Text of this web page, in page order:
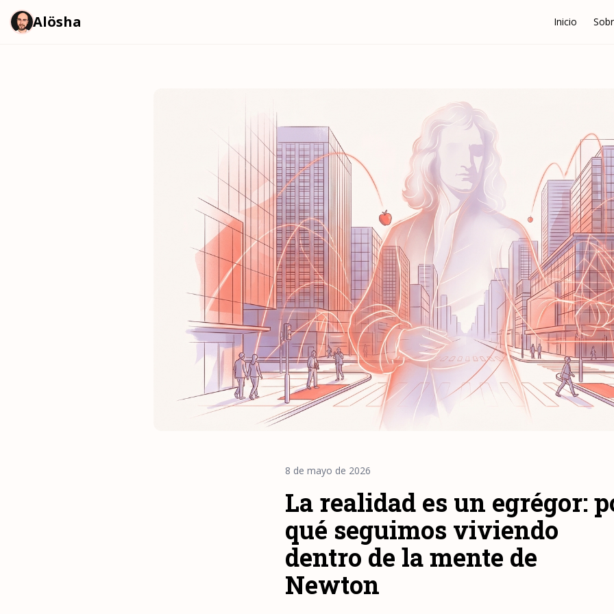
Alösha Inicio
8 de mayo de 2026
La realidad es un egrégor:
qué seguimos viviendo
dentro de la mente de
Newton